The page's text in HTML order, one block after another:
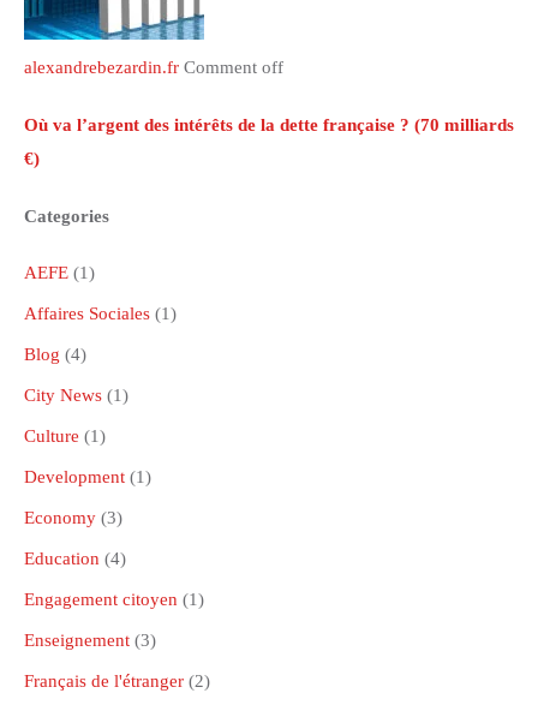
alexandrebezardin.fr Comment off
Où va l’argent des intérêts de la dette française ? (70 milliards
€)
Categories
AEFE (1)
Affaires Sociales (1)
Blog (4)
City News (1)
Culture (1)
Development (1)
Economy (3)
Education (4)
Engagement citoyen (1)
Enseignement (3)
Français de l'étranger (2)